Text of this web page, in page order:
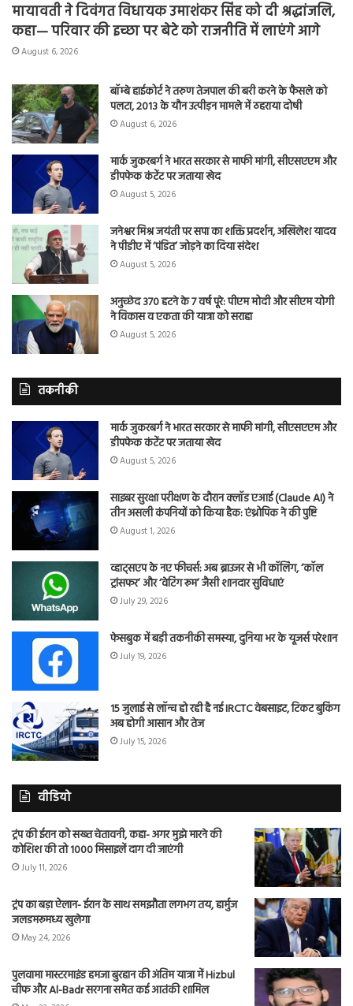
मायावती ने दिवंगत विधायक उमाशंकर सिंह को दी श्रद्धांजलि,
कहा— परिवार की इच्छा पर बेटे को राजनीति में लाएंगे आगे
August 6, 2026
बॉम्बे हाईकोर्ट ने तरुण तेजपाल की बरी करने के फैसले को
पलटा, 2013 के यौन उत्पीड़न मामले में ठहराया दोषी
August 6, 2026
मार्क जुकरबर्ग ने भारत सरकार से माफी मांगी, सीएसएएम और
डीपफेक कंटेंट पर जताया खेद
August 5, 2026
जनेश्वर मिश्र जयंती पर सपा का शक्ति प्रदर्शन, अखिलेश यादव
ने पीडीए में ‘पंडित’ जोड़ने का दिया संदेश
August 5, 2026
अनुच्छेद 370 हटने के 7 वर्ष पूरे: पीएम मोदी और सीएम योगी
ने विकास व एकता की यात्रा को सराहा
August 5, 2026
तकनीकी
मार्क जुकरबर्ग ने भारत सरकार से माफी मांगी, सीएसएएम और
डीपफेक कंटेंट पर जताया खेद
August 5, 2026
साइबर सुरक्षा परीक्षण के दौरान क्लॉड एआई (Claude AI) ने
तीन असली कंपनियों को किया हैक: एंथ्रोपिक ने की पुष्टि
August 1, 2026
व्हाट्सएप के नए फीचर्स: अब ब्राउजर से भी कॉलिंग, ‘कॉल
ट्रांसफर’ और ‘वेटिंग रूम’ जैसी शानदार सुविधाएं
July 29, 2026
फेसबुक में बड़ी तकनीकी समस्या, दुनिया भर के यूजर्स परेशान
July 19, 2026
15 जुलाई से लॉन्च हो रही है नई IRCTC वेबसाइट, टिकट बुकिंग
अब होगी आसान और तेज
July 15, 2026
वीडियो
ट्रंप की ईरान को सख्त चेतावनी, कहा- अगर मुझे मारने की
कोशिश की तो 1000 मिसाइलें दाग दी जाएंगी
July 11, 2026
ट्रंप का बड़ा ऐलान- ईरान के साथ समझौता लगभग तय, हार्मुज
जलडमरूमध्य खुलेगा
May 24, 2026
पुलवामा मास्टरमाइंड हमजा बुरहान की अंतिम यात्रा में Hizbul
चीफ और Al-Badr सरगना समेत कई आतंकी शामिल